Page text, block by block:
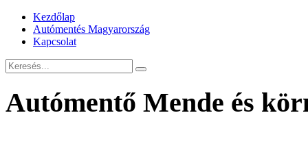
Kezdőlap
Autómentés Magyarország
Kapcsolat
Autómentő Mende és